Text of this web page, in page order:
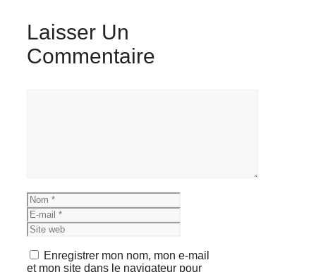
Laisser Un
Commentaire
Nom
mail
web
Enregistrer mon nom, mon e-mail
et mon site dans le navigateur pour